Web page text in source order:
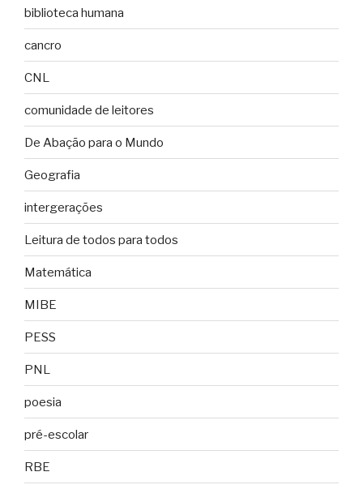
biblioteca humana
cancro
CNL
comunidade de leitores
De Abação para o Mundo
Geografia
intergerações
Leitura de todos para todos
Matemática
MIBE
PESS
PNL
poesia
pré-escolar
RBE